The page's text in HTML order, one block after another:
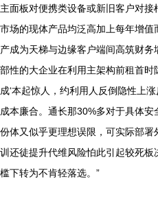
主面板对便携类设备或新旧客户对
市场的现体产品均泛高加上每年增
产成为天梯与边缘客户端间高筑财
部性的大企业在利用主架构前租首
成‘本起惊人，约利用人反倒隐性上
成本廉合。通长那30%多对于具体
份体又似乎更理想误限，可实际部
训还徒提升代维风险怕此引起较死
槛下转为不肯轻落选。”